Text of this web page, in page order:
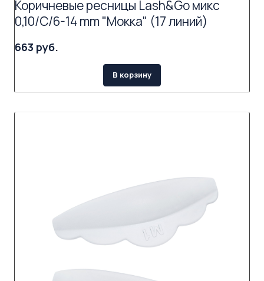
Коричневые ресницы Lash&Go микс
0,10/C/6-14 mm "Мокка" (17 линий)
663 руб.
В корзину